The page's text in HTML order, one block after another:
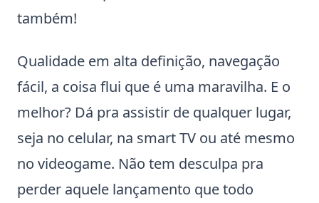
também!
Qualidade em alta definição, navegação
fácil, a coisa flui que é uma maravilha. E o
melhor? Dá pra assistir de qualquer lugar,
seja no celular, na smart TV ou até mesmo
no videogame. Não tem desculpa pra
perder aquele lançamento que todo